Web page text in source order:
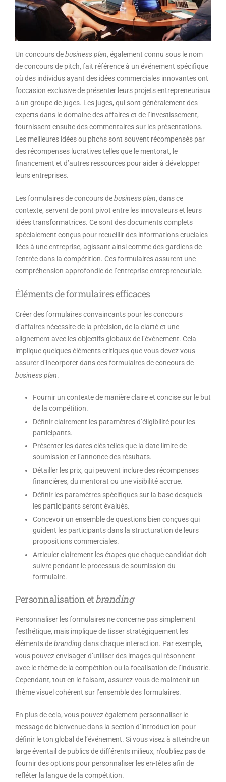
Un concours debusiness plan, également connu sous le nom
de concours de pitch, fait référence à un événement spécifique
où des individus ayant des idées commerciales innovantes ont
l’occasion exclusive de présenter leurs projets entrepreneuriaux
à un groupe de juges. Les juges, qui sont généralement des
experts dans le domaine des affaires et de l’investissement,
fournissent ensuite des commentaires sur les présentations.
Les meilleures idées ou pitchs sont souvent récompensés par
des récompenses lucratives telles que le mentorat, le
financement et d’autres ressources pour aider à développer
leurs entreprises.
Les formulaires de concours debusiness plan, dans ce
contexte, servent de pont pivot entre les innovateurs et leurs
idées transformatrices. Ce sont des documents complets
spécialement conçus pour recueillir des informations cruciales
liées à une entreprise, agissant ainsi comme des gardiens de
l’entrée dans la compétition. Ces formulaires assurent une
compréhension approfondie de l’entreprise entrepreneuriale.
Éléments de formulaires efficaces
Créer des formulaires convaincants pour les concours
d’affaires nécessite de la précision, de la clarté et une
alignement avec les objectifs globaux de l’événement. Cela
implique quelques éléments critiques que vous devez vous
assurer d’incorporer dans ces formulaires de concours de
business plan.
Fournir un contexte de manière claire et concise sur le but
de la compétition.
Définir clairement les paramètres d’éligibilité pour les
participants.
Présenter les dates clés telles que la date limite de
soumission et l’annonce des résultats.
Détailler les prix, qui peuvent inclure des récompenses
financières, du mentorat ou une visibilité accrue.
Définir les paramètres spécifiques sur la base desquels
les participants seront évalués.
Concevoir un ensemble de questions bien conçues qui
guident les participants dans la structuration de leurs
propositions commerciales.
Articuler clairement les étapes que chaque candidat doit
suivre pendant le processus de soumission du
formulaire.
Personnalisation etbranding
Personnaliser les formulaires ne concerne pas simplement
l’esthétique, mais implique de tisser stratégiquement les
éléments debrandingdans chaque interaction. Par exemple,
vous pouvez envisager d’utiliser des images qui résonnent
avec le thème de la compétition ou la focalisation de l’industrie.
Cependant, tout en le faisant, assurez-vous de maintenir un
thème visuel cohérent sur l’ensemble des formulaires.
En plus de cela, vous pouvez également personnaliser le
message de bienvenue dans la section d’introduction pour
définir le ton global de l’événement. Si vous visez à atteindre un
large éventail de publics de différents milieux, n’oubliez pas de
fournir des options pour personnaliser les en-têtes afin de
refléter la langue de la compétition.